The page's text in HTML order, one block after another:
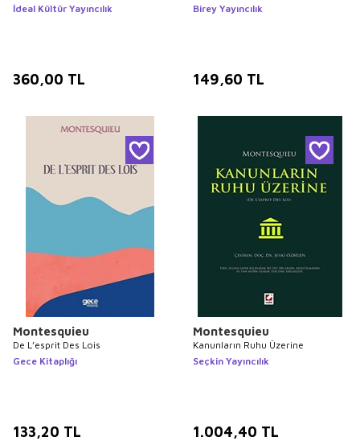
İdeal Kültür Yayıncılık
360,00 TL
Birey Yayıncılık
149,60 TL
Montesquieu
De L’esprit Des Lois
Gece Kitaplığı
133,20 TL
Montesquieu
Kanunların Ruhu Üzerine
Seçkin Yayıncılık
1.004,40 TL